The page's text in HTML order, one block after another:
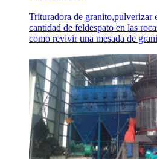
Trituradora de granito,pulverizar
cantidad de feldespato en las
como revivir una mesada de